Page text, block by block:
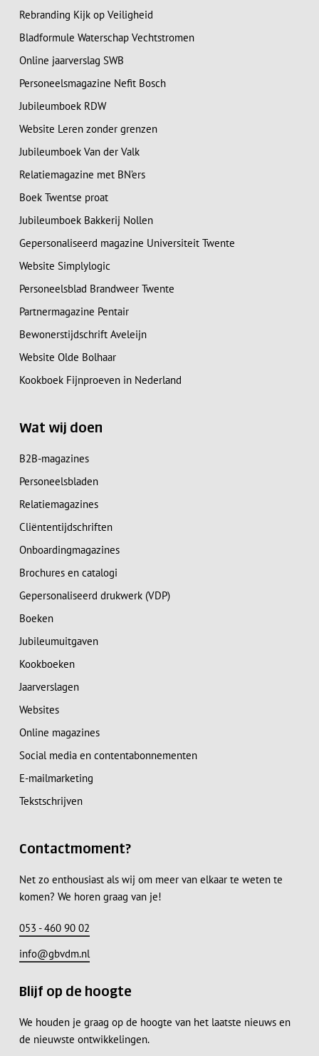
Rebranding Kijk op Veiligheid
Bladformule Waterschap Vechtstromen
Online jaarverslag SWB
Personeelsmagazine Nefit Bosch
Jubileumboek RDW
Website Leren zonder grenzen
Jubileumboek Van der Valk
Relatiemagazine met BN’ers
Boek Twentse proat
Jubileumboek Bakkerij Nollen
Gepersonaliseerd magazine Universiteit Twente
Website Simplylogic
Personeelsblad Brandweer Twente
Partnermagazine Pentair
Bewonerstijdschrift Aveleijn
Website Olde Bolhaar
Kookboek Fijnproeven in Nederland
Wat wij doen
B2B-magazines
Personeelsbladen
Relatiemagazines
Cliëntentijdschriften
Onboardingmagazines
Brochures en catalogi
Gepersonaliseerd drukwerk (VDP)
Boeken
Jubileumuitgaven
Kookboeken
Jaarverslagen
Websites
Online magazines
Social media en contentabonnementen
E-mailmarketing
Tekstschrijven
Contactmoment?
Net zo enthousiast als wij om meer van elkaar te weten te
komen? We horen graag van je!
053 - 460 90 02
info@gbvdm.nl
Blijf op de hoogte
We houden je graag op de hoogte van het laatste nieuws en
de nieuwste ontwikkelingen.